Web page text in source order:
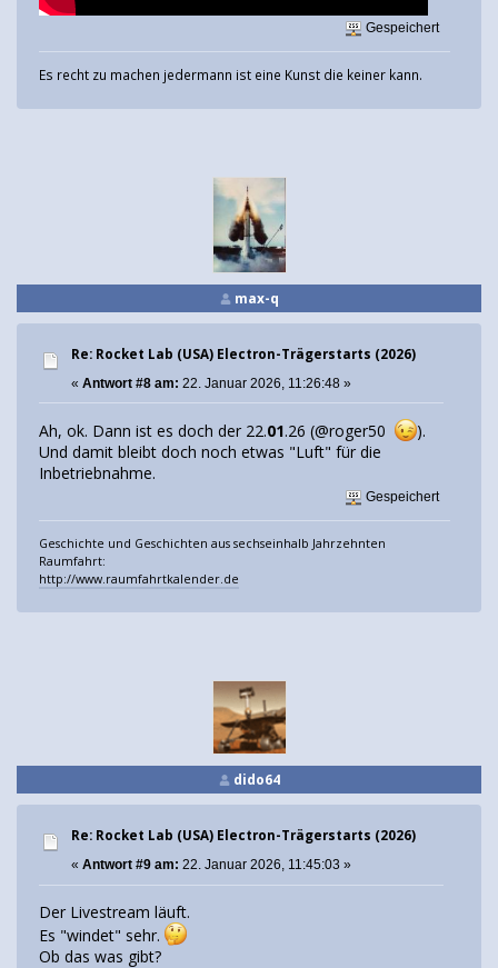
Gespeichert
Es recht zu machen jedermann ist eine Kunst die keiner kann.
max-q
Re: Rocket Lab (USA) Electron-Trägerstarts (2026)
« Antwort #8 am: 22. Januar 2026, 11:26:48 »
Ah, ok. Dann ist es doch der 22.01.26 (@roger50
).
Und damit bleibt doch noch etwas "Luft" für die
Inbetriebnahme.
Gespeichert
Geschichte und Geschichten aus sechseinhalb Jahrzehnten
Raumfahrt:
http://www.raumfahrtkalender.de
dido64
Re: Rocket Lab (USA) Electron-Trägerstarts (2026)
« Antwort #9 am: 22. Januar 2026, 11:45:03 »
Der Livestream läuft.
Es "windet" sehr.
Ob das was gibt?